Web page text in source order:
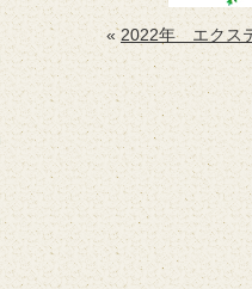
«2022年 エクス